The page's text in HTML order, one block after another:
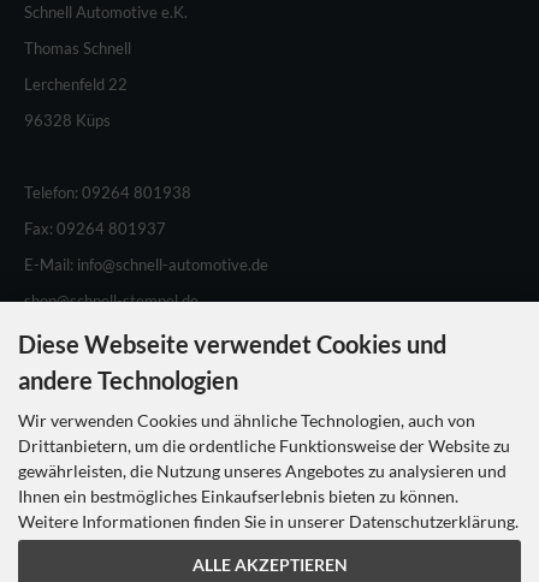
Schnell Automotive e.K.
Thomas Schnell
Lerchenfeld 22
96328 Küps
Telefon: 09264 801938
Fax: 09264 801937
E-Mail: info@schnell-automotive.de
shop@schnell-stempel.de
shop@schnellstempel.de
Diese Webseite verwendet Cookies und
andere Technologien
Wir verwenden Cookies und ähnliche Technologien, auch von
Drittanbietern, um die ordentliche Funktionsweise der Website zu
gewährleisten, die Nutzung unseres Angebotes zu analysieren und
Ihnen ein bestmögliches Einkaufserlebnis bieten zu können.
Weitere Informationen finden Sie in unserer Datenschutzerklärung.
ALLE AKZEPTIEREN